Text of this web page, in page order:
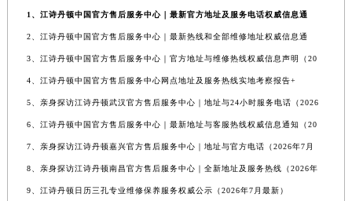
1、江诗丹顿中国官方售后服务中心｜最新官方地址及服务电话权威信息通
2、江诗丹顿中国官方售后服务中心｜最新热线和全部维修地址权威信息通
3、江诗丹顿中国官方售后服务中心｜官方地址与维修热线权威信息声明（20
4、江诗丹顿中国官方售后服务中心网点地址及服务热线实地考察报告+
5、亲身探访江诗丹顿武汉官方售后服务中心｜地址与24小时服务电话（2026
6、江诗丹顿中国官方售后服务中心｜最新地址与客服热线权威信息通知（20
7、亲身探访江诗丹顿嘉兴官方售后服务中心｜地址与官方电话（2026年7月
8、亲身探访江诗丹顿南昌官方售后服务中心｜全新地址及服务热线（2026年
9、江诗丹顿日历三孔专业维修保养服务权威公示（2026年7月最新）